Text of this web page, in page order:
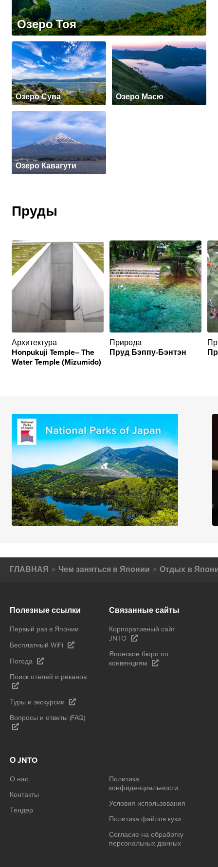
Озеро Тоя
Озеро Сува Озеро Масю
Озеро Кавагути
Пруды
Архитектура
Honpukuji Temple– The
Water Temple (Mizumido)
Природа
Пруд Бэппу-Бэнтэн
ГЛАВНАЯ Чем заняться в Японии Отдых в
Полезные ссылки
Первый раз в Японии
Бесплатный WiFi
Погода
Поиск отелей и рёканов
Туры и экскурсии
Вопросы и ответы (FAQ)
Связанные сайты
Корпоративный сайт
JNTO
Японское бюро по
конвенциям
О JNTO
О нас
Контакты
Тендер
Политика
конфиденциальности
Условия использования
Политика файлов куки
Согласие на обработку
персональных данных